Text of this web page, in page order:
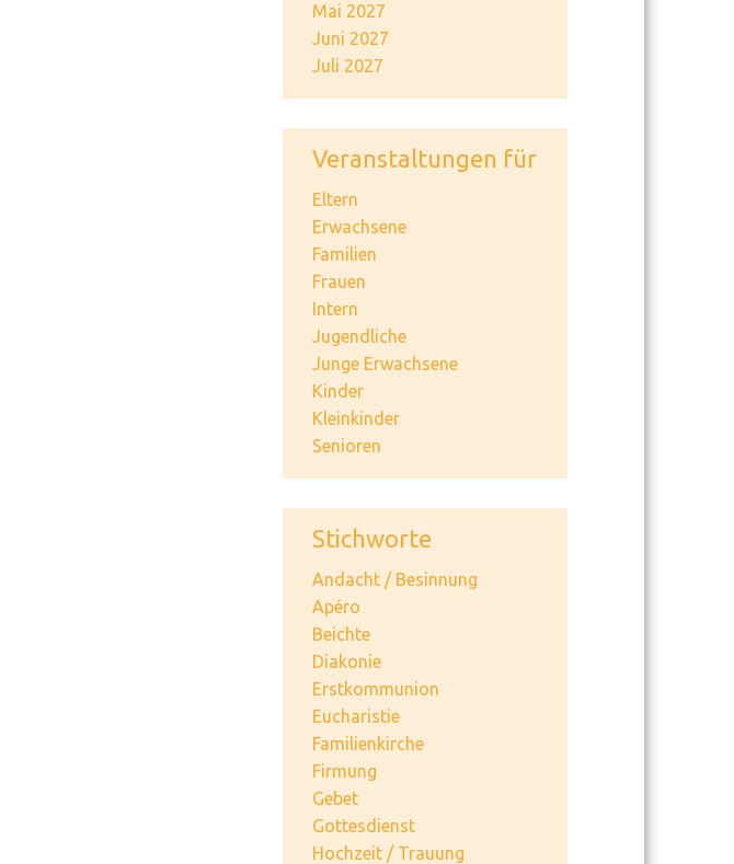
Mai 2027
Juni 2027
Juli 2027
Veranstaltungen für
Eltern
Erwachsene
Familien
Frauen
Intern
Jugendliche
Junge Erwachsene
Kinder
Kleinkinder
Senioren
Stichworte
Andacht / Besinnung
Apéro
Beichte
Diakonie
Erstkommunion
Eucharistie
Familienkirche
Firmung
Gebet
Gottesdienst
Hochzeit / Trauung